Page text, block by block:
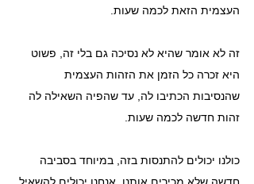
העצמית הזאת לכמה שעות.
זה לא אומר שהיא לא נסיכה גם בלי זה, פשוט
היא זכרה כל הזמן את הזהות העצמית
שהנסיבות הכתיבו לה, עד שהפיה השאילה לה
זהות חדשה לכמה שעות.
כולנו יכולים להתנסות בזה, במיוחד בסביבה